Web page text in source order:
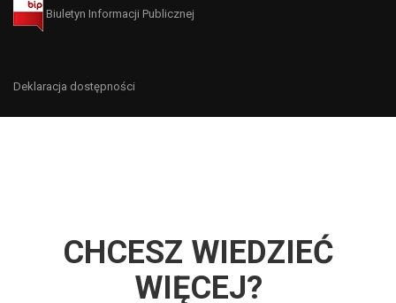
Biuletyn Informacji Publicznej
Deklaracja dostępności
CHCESZ WIEDZIEĆ
WIĘCEJ?